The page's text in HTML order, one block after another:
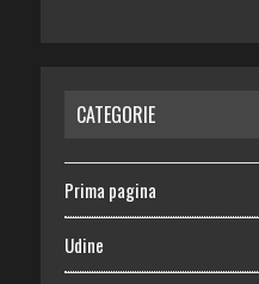
CATEGORIE
Prima pagina
Udine